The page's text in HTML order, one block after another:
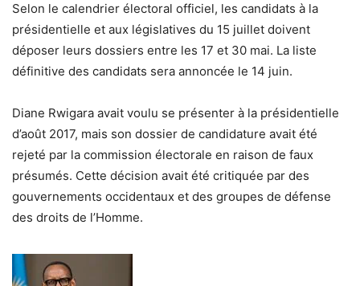
Selon le calendrier électoral officiel, les candidats à la
présidentielle et aux législatives du 15 juillet doivent
déposer leurs dossiers entre les 17 et 30 mai. La liste
définitive des candidats sera annoncée le 14 juin.
Diane Rwigara avait voulu se présenter à la présidentielle
d’août 2017, mais son dossier de candidature avait été
rejeté par la commission électorale en raison de faux
présumés. Cette décision avait été critiquée par des
gouvernements occidentaux et des groupes de défense
des droits de l’Homme.